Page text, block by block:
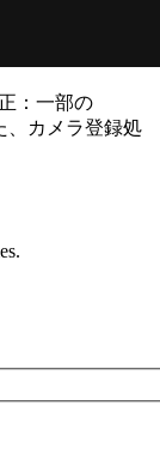
：一部の
、カメラ登録処